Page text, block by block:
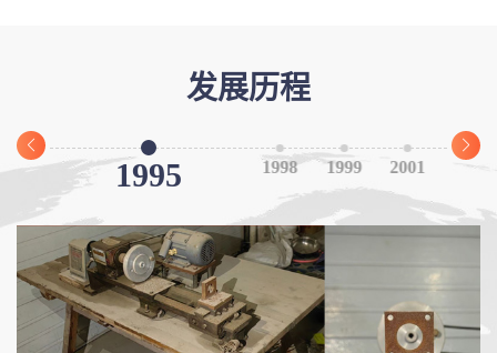
发展历程
2025 1995 1998 1999 2001 2010